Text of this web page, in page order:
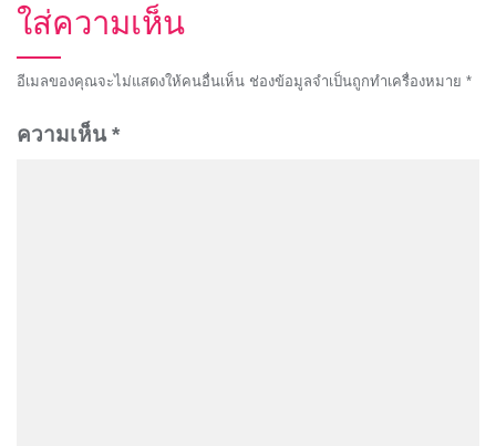
ใส่ความเห็น
อีเมลของคุณจะไม่แสดงให้คนอื่นเห็น ช่องข้อมูลจำเป็นถูกทำเครื่องหมาย *
ความเห็น*